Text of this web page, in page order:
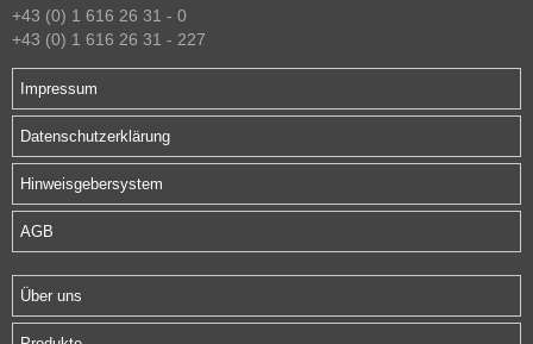
+43 (0) 1 616 26 31 - 0
+43 (0) 1 616 26 31 - 227
Impressum
Datenschutzerklärung
Hinweisgebersystem
AGB
Über uns